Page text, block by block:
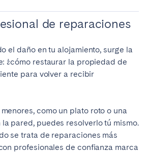
de reparaciones
el daño en tu alojamiento, surge la
¿cómo restaurar la propiedad de
para volver a recibir
como un plato roto o una
pared, puedes resolverlo tú mismo.
se trata de reparaciones más
profesionales de confianza marca